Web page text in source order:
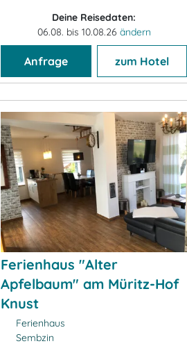
Deine Reisedaten:
06.08. bis 10.08.26 ändern
Anfrage zum Hotel
Ferienhaus "Alter
Apfelbaum" am Müritz-Hof
Knust
Ferienhaus
Sembzin